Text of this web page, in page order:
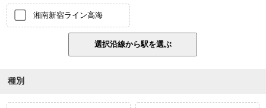
湘南新宿ライン高海
種別